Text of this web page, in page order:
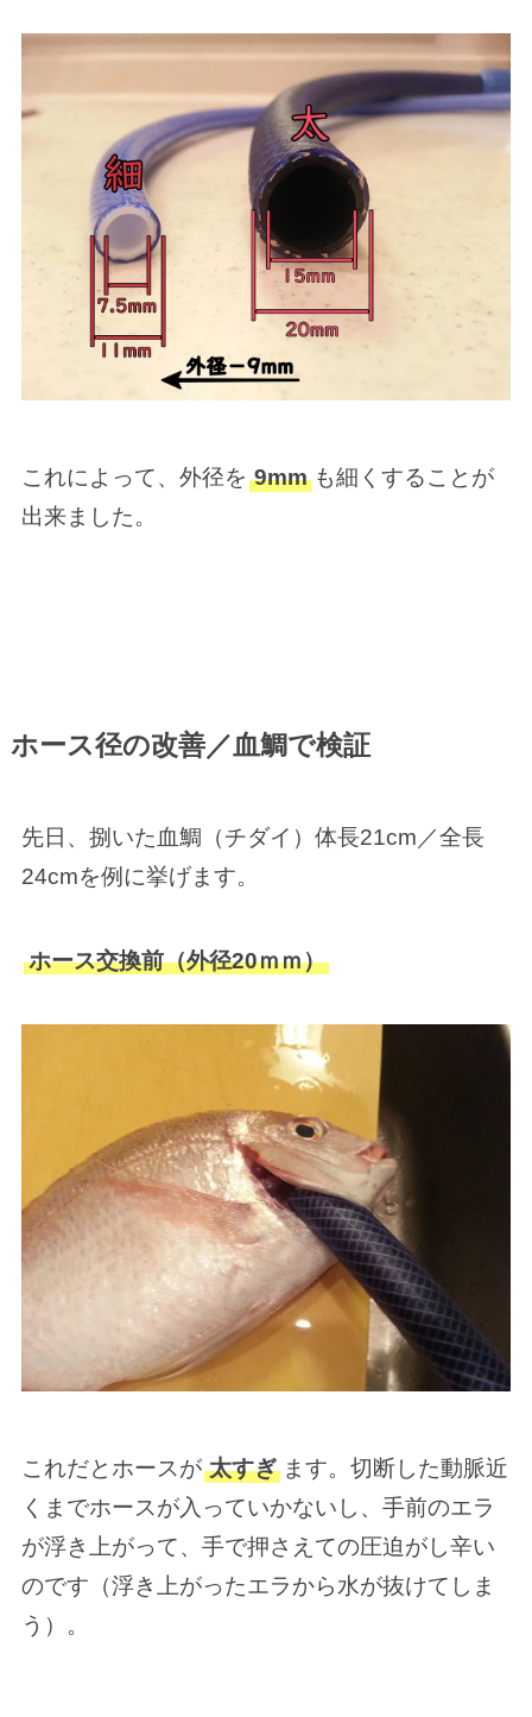
これによって、外径を 9mm も細くすることが
出来ました。
ホース径の改善／血鯛で検証
先日、捌いた血鯛（チダイ）体長21cm／全長
24cmを例に挙げます。
ホース交換前（外径20ｍｍ）
これだとホースが 太すぎ ます。切断した動脈近
くまでホースが入っていかないし、手前のエラ
が浮き上がって、手で押さえての圧迫がし辛い
のです（浮き上がったエラから水が抜けてしま
う）。